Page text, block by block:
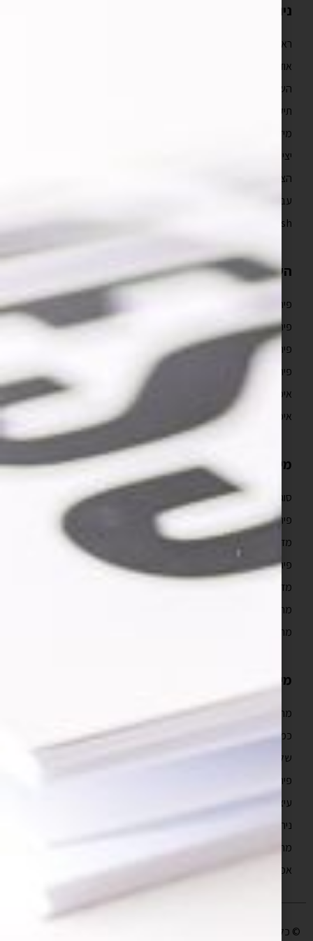
ניווט מהיר
ראשי
אודות
השירותים שלנו
תיק עבודות
מידע מקצועי
יצירת קשר
הצהרת נגישות
עברית
English
השירותים שלנו
פיתוח אפליקציות לאייפון
פיתוח אפליקציות לאנדרואיד
פיתוח אפליקציות מובייל
פיתוח אפליקציות ווב
איפיון אפליקציה וחוויית משתמש UX/UI
איפיון אפליקציה
מידע מקצועי
סוגי ועלויות בניית אפליקציות
פיתוח אפליקציות לאייפון למתחילים
מדריך פיתוח אפליקציות לאייפון
פיתוח אפליקציות לעסקים
מדריך פיתוח אפליקציות
מהם השלבים בבניית אפליקציה לאייפון?
מה כולל איפיון אפליקציה?
מידע נוסף
מהם טווחי המחיר של פיתוח אפליקציה?
כמה זמן לוקח לבנות אפליקציה?
שלבים בפיתוח אפליקציה
פיתוח מובייל
עיצוב חווית משתמש
ניהול פרויקטים תוכנה
מה זה UX?
אפיון אפליקציות
© כל הזכויות שמורות לבעלי האתר |